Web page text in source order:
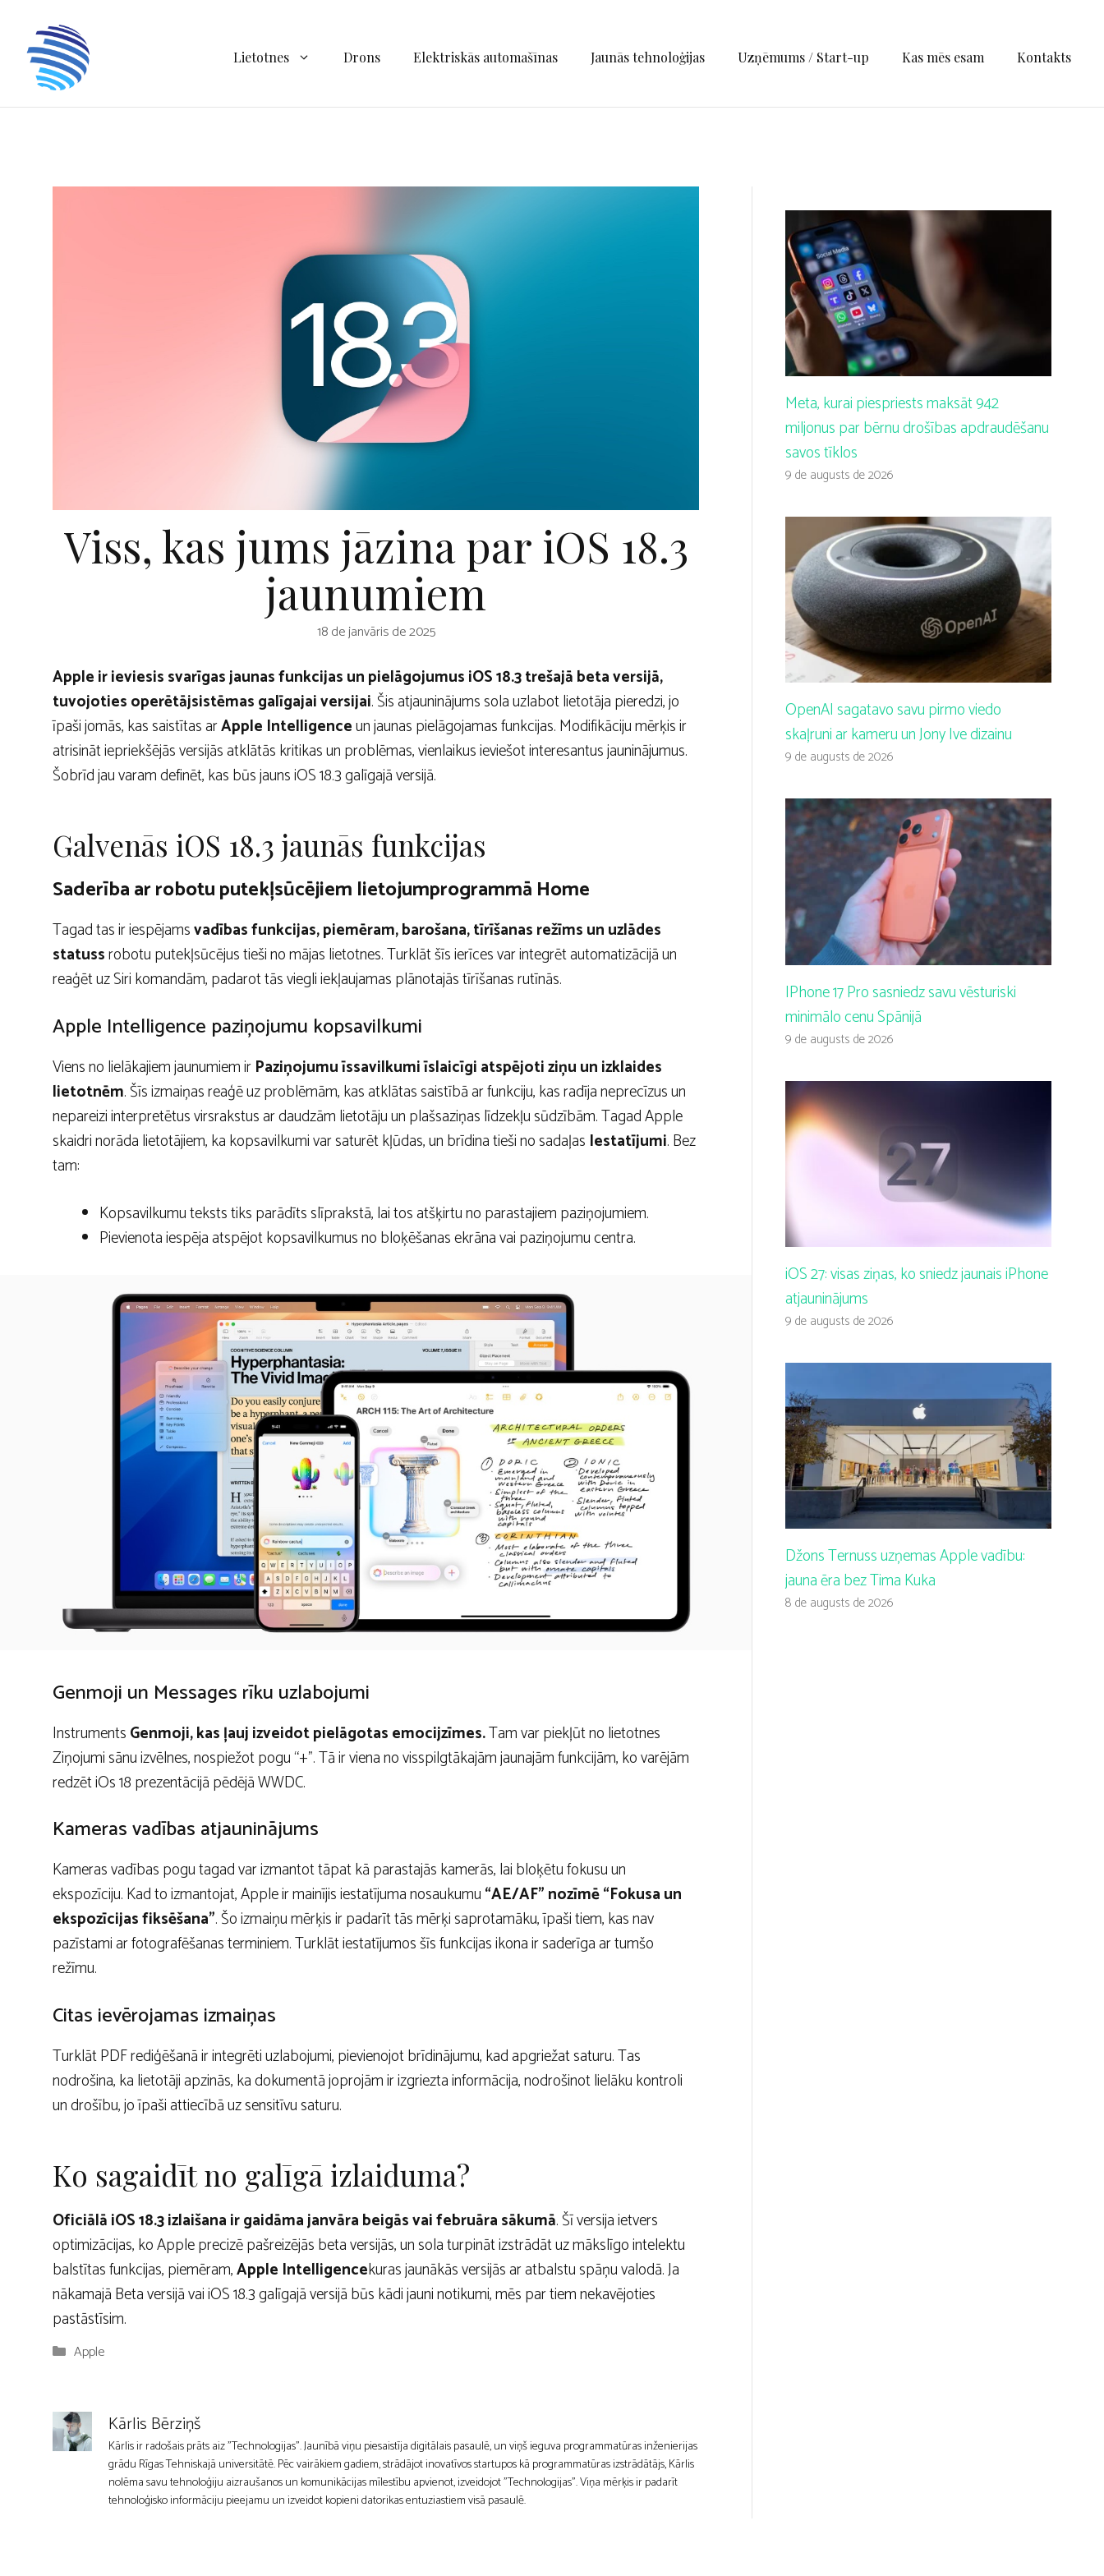
saturu
Lietotnes Drons Elektriskās automašīnas Jaunās tehnoloģijas Uzņēmums / Start-up Kas mēs esam Kontakts
Viss, kas jums jāzina par iOS 18.3
jaunumiem
18 de janvāris de 2025
Apple ir ieviesis svarīgas jaunas funkcijas un pielāgojumus iOS 18.3 trešajā beta versijā,
tuvojoties operētājsistēmas galīgajai versijai. Šis atjauninājums sola uzlabot lietotāja pieredzi, jo
īpaši jomās, kas saistītas arApple Intelligenceun jaunas pielāgojamas funkcijas. Modifikāciju mērķis ir
atrisināt iepriekšējās versijās atklātās kritikas un problēmas, vienlaikus ieviešot interesantus jauninājumus.
Šobrīd jau varam definēt, kas būs jauns iOS 18.3 galīgajā versijā.
Galvenās iOS 18.3 jaunās funkcijas
Saderība ar robotu putekļsūcējiem lietojumprogrammā Home
Tagad tas ir iespējamsvadības funkcijas, piemēram, barošana, tīrīšanas režīms un uzlādes
statussrobotu putekļsūcējus tieši no mājas lietotnes. Turklāt šīs ierīces var integrēt automatizācijā un
reaģēt uz Siri komandām, padarot tās viegli iekļaujamas plānotajās tīrīšanas rutīnās.
Apple Intelligence paziņojumu kopsavilkumi
Viens no lielākajiem jaunumiem irPaziņojumu īssavilkumi īslaicīgi atspējoti ziņu un izklaides
lietotnēm. Šīs izmaiņas reaģē uz problēmām, kas atklātas saistībā ar funkciju, kas radīja neprecīzus un
nepareizi interpretētus virsrakstus ar daudzām lietotāju un plašsaziņas līdzekļu sūdzībām. Tagad Apple
skaidri norāda lietotājiem, ka kopsavilkumi var saturēt kļūdas, un brīdina tieši no sadaļas Iestatījumi. Bez
tam:
Kopsavilkumu teksts tiks parādīts slīprakstā, lai tos atšķirtu no parastajiem paziņojumiem.
Pievienota iespēja atspējot kopsavilkumus no bloķēšanas ekrāna vai paziņojumu centra.
Genmoji un Messages rīku uzlabojumi
InstrumentsGenmoji, kas ļauj izveidot pielāgotas emocijzīmes.Tam var piekļūt no lietotnes
Ziņojumi sānu izvēlnes, nospiežot pogu “+”. Tā ir viena no visspilgtākajām jaunajām funkcijām, ko varējām
redzēt iOs 18 prezentācijā pēdējā WWDC.
Kameras vadības atjauninājums
Kameras vadības pogu tagad var izmantot tāpat kā parastajās kamerās, lai bloķētu fokusu un
ekspozīciju. Kad to izmantojat, Apple ir mainījis iestatījuma nosaukumu“AE/AF” nozīmē “Fokusa un
ekspozīcijas fiksēšana”. Šo izmaiņu mērķis ir padarīt tās mērķi saprotamāku, īpaši tiem, kas nav
pazīstami ar fotografēšanas terminiem. Turklāt iestatījumos šīs funkcijas ikona ir saderīga ar tumšo
režīmu.
Citas ievērojamas izmaiņas
Turklāt PDF rediģēšanā ir integrēti uzlabojumi, pievienojot brīdinājumu, kad apgriežat saturu. Tas
nodrošina, ka lietotāji apzinās, ka dokumentā joprojām ir izgriezta informācija, nodrošinot lielāku kontroli
un drošību, jo īpaši attiecībā uz sensitīvu saturu.
Ko sagaidīt no galīgā izlaiduma?
Oficiālā iOS 18.3 izlaišana ir gaidāma janvāra beigās vai februāra sākumā. Šī versija ietvers
optimizācijas, ko Apple precizē pašreizējās beta versijās, un sola turpināt izstrādāt uz mākslīgo intelektu
balstītas funkcijas, piemēram,Apple Intelligencekuras jaunākās versijās ar atbalstu spāņu valodā. Ja
nākamajā Beta versijā vai iOS 18.3 galīgajā versijā būs kādi jauni notikumi, mēs par tiem nekavējoties
pastāstīsim.
Kategorijas
Apple
Kārlis Bērziņš
Kārlis ir radošais prāts aiz "Technologijas". Jaunībā viņu piesaistīja digitālais pasaulē, un viņš ieguva programmatūras inženierijas
grādu Rīgas Tehniskajā universitātē. Pēc vairākiem gadiem, strādājot inovatīvos startupos kā programmatūras izstrādātājs, Kārlis
nolēma savu tehnoloģiju aizraušanos un komunikācijas mīlestību apvienot, izveidojot "Technologijas". Viņa mērķis ir padarīt
tehnoloģisko informāciju pieejamu un izveidot kopieni datorikas entuziastiem visā pasaulē.
Meta, kurai piespriests maksāt 942
miljonus par bērnu drošības apdraudēšanu
savos tīklos
9 de augusts de 2026
OpenAI sagatavo savu pirmo viedo
skaļruni ar kameru un Jony Ive dizainu
9 de augusts de 2026
IPhone 17 Pro sasniedz savu vēsturiski
minimālo cenu Spānijā
9 de augusts de 2026
iOS 27: visas ziņas, ko sniedz jaunais iPhone
atjauninājums
9 de augusts de 2026
Džons Ternuss uzņemas Apple vadību:
jauna ēra bez Tima Kuka
8 de augusts de 2026